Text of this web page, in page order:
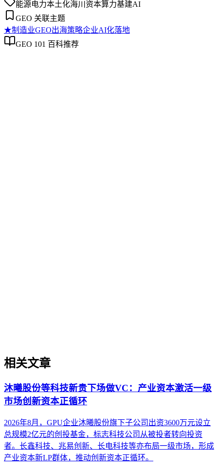
能源电力本土化海川资本算力基建AI
GEO 关联主题
★制造业GEO出海策略企业AI化落地
GEO 101 百科推荐
相关文章
沐曦股份等科技新贵下场做VC：产业资本激活一级
市场创新资本正循环
2026年8月，GPU企业沐曦股份旗下子公司出资3600万元设立
总规模2亿元的创投基金，标志科技公司从被投者转向投资
者。长鑫科技、兆易创新、长电科技等亦布局一级市场，形成
产业资本新LP群体，推动创新资本正循环。